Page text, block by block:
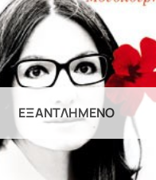
ΕΞΑΝΤΛΗΜΈΝΟ